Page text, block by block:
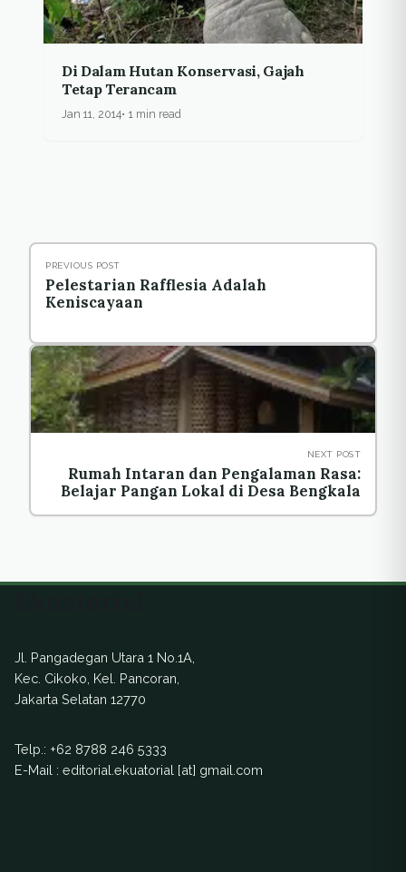
Di Dalam Hutan Konservasi, Gajah
Tetap Terancam
Jan 11, 2014 1 min read
PREVIOUS POST
Pelestarian Rafflesia Adalah
Keniscayaan
NEXT POST
Rumah Intaran dan Pengalaman Rasa:
Belajar Pangan Lokal di Desa Bengkala
Jl. Pangadegan Utara 1 No.1A,
Kec. Cikoko, Kel. Pancoran,
Jakarta Selatan 12770
Telp.: +62 8788 246 5333
E-Mail : editorial.ekuatorial [at] gmail.com